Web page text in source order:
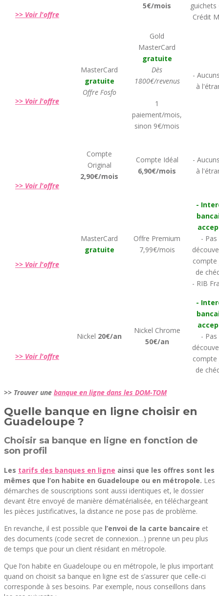
>> Voir l'offre
5€/mois
guichets
Crédit
>> Voir l'offre
MasterCard
gratuite
Offre Fosfo
Gold
MasterCard
gratuite
Dès
1800€/revenus
1
paiement/mois,
sinon 9€/mois
-
à
>> Voir l'offre
Compte
Original
2,90€/mois
Compte Idéal
6,90€/mois
-
à
>> Voir l'offre
MasterCard
gratuite
Offre Premium
7,99€/mois
-
- Pas
de
- RIB
>> Voir l'offre
Nickel 20€/an
Nickel Chrome
50€/an
-
- Pas
de
>> Trouver une banque en ligne dans les DOM-TOM
Quelle banque en ligne choisir en
Guadeloupe ?
Choisir sa banque en ligne en fonction de
son profil
Les tarifs des banques en ligne ainsi que les offres sont les
mêmes que l’on habite en Guadeloupe ou en métropole. Les
démarches de souscriptions sont aussi identiques et, le dossier
devant être envoyé de manière dématérialisée, en téléchargeant
les pièces justificatives, la distance ne pose pas de problème.
En revanche, il est possible que l’envoi de la carte bancaire et
des documents (code secret de connexion…) prenne un peu plus
de temps que pour un client résidant en métropole.
Que l’on habite en Guadeloupe ou en métropole, le plus important
quand on choisit sa banque en ligne est de s’assurer que celle-ci
corresponde à ses besoins. Par exemple, nous conseillons dans